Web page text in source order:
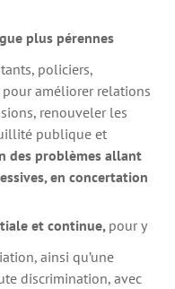
plus pérennes
policiers,
améliorer relations
renouveler les
publique et
des problèmes allant
en concertation
et continue, pour y
ainsi qu’une
discrimination, avec